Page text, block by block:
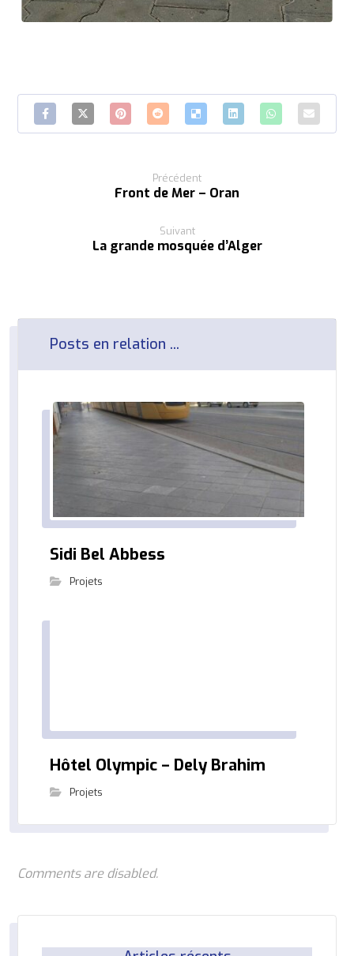
Précédent
Front de Mer – Oran
Suivant
La grande mosquée d’Alger
Posts en relation ...
Sidi Bel Abbess
Projets
Hôtel Olympic – Dely Brahim
Projets
Comments are disabled.